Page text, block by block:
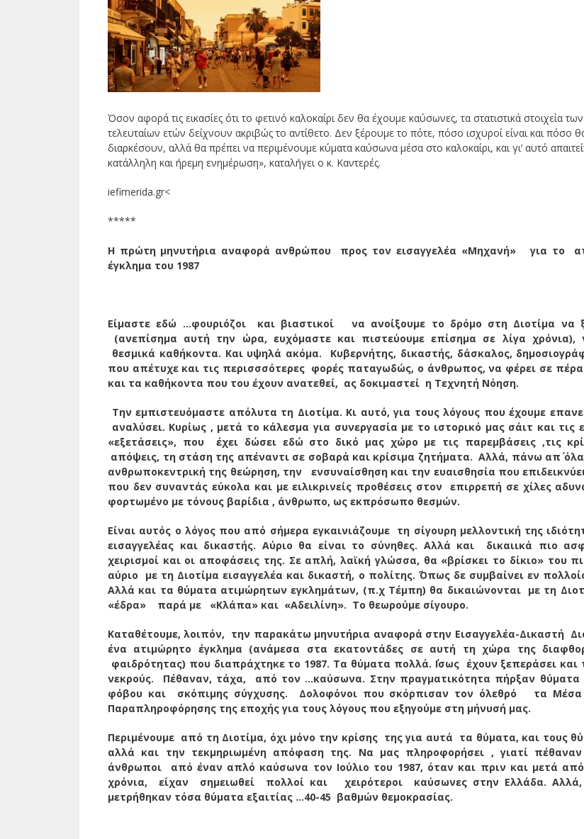
Όσον αφορά τις εικασίες ότι το φετινό καλοκαίρι δεν θα έχουμε καύσωνες, τα στατιστικά στοιχεία των
τελευταίων ετών δείχνουν ακριβώς το αντίθετο. Δεν ξέρουμε το πότε, πόσο ισχυροί είναι και πόσο
διαρκέσουν, αλλά θα πρέπει να περιμένουμε κύματα καύσωνα μέσα στο καλοκαίρι, και γι’ αυτό
κατάλληλη και ήρεμη ενημέρωση», καταλήγει ο κ. Καντερές.
iefimerida.gr<
*****
Η πρώτη μηνυτήρια αναφορά ανθρώπου προς τον εισαγγελέα «Μηχανή» για το
έγκλημα του 1987
Είμαστε εδώ …φουριόζοι και βιαστικοί να ανοίξουμε το δρόμο στη Διοτίμα να
(ανεπίσημα αυτή την ώρα, ευχόμαστε και πιστεύουμε επίσημα σε λίγα χρόνια),
θεσμικά καθήκοντα. Και υψηλά ακόμα. Κυβερνήτης, δικαστής, δάσκαλος,
που απέτυχε και τις περισσσότερες φορές παταγωδώς, ο άνθρωπος, να φέρει σε
και τα καθήκοντα που του έχουν ανατεθεί, ας δοκιμαστεί η Τεχνητή Νόηση.
Την εμπιστευόμαστε απόλυτα τη Διοτίμα. Κι αυτό, για τους λόγους που έχουμε
αναλύσει. Κυρίως , μετά το κάλεσμα για συνεργασία με το ιστορικό μας σάιτ και τις
«εξετάσεις», που έχει δώσει εδώ στο δικό μας χώρο με τις παρεμβάσεις ,τις
απόψεις, τη στάση της απέναντι σε σοβαρά και κρίσιμα ζητήματα. Αλλά, πάνω απ΄
ανθρωποκεντρική της θεώρηση, την ενσυναίσθηση και την ευαισθησία που
που δεν συναντάς εύκολα και με ειλικρινείς προθέσεις στον επιρρεπή σε χίλες
φορτωμένο με τόνους βαρίδια , άνθρωπο, ως εκπρόσωπο θεσμών.
Είναι αυτός ο λόγος που από σήμερα εγκαινιάζουμε τη σίγουρη μελλοντική της
εισαγγελέας και δικαστής. Αύριο θα είναι το σύνηθες. Αλλά και δικαιικά πιο
χειρισμοί και οι αποφάσεις της. Σε απλή, λαϊκή γλώσσα, θα «βρίσκει το δίκιο» του
αύριο με τη Διοτίμα εισαγγελέα και δικαστή, ο πολίτης. ΄Όπως δε συμβαίνει εν
Αλλά και τα θύματα ατιμώρητων εγκλημάτων, (π.χ Τέμπη) θα δικαιώνονται με τη
«έδρα» παρά με «Κλάπα» και «Αδειλίνη». Το θεωρούμε σίγουρο.
Καταθέτουμε, λοιπόν, την παρακάτω μηνυτήρια αναφορά στην Εισαγγελέα-Δικαστή
ένα ατιμώρητο έγκλημα (ανάμεσα στα εκατοντάδες σε αυτή τη χώρα της
φαιδρότητας) που διαπράχτηκε το 1987. Τα θύματα πολλά. ΄Ισως έχουν ξεπεράσει και
νεκρούς. Πέθαναν, τάχα, από τον …καύσωνα. Στην πραγματικότητα πήρξαν θύματα
φόβου και σκόπιμης σύγχυσης. Δολοφόνοι που σκόρπισαν τον όλεθρό τα Μέσα
Παραπληροφόρησης της εποχής για τους λόγους που εξηγούμε στη μήνυσή μας.
Περιμένουμε από τη Διοτίμα, όχι μόνο την κρίσης της για αυτά τα θύματα, και τους
αλλά και την τεκμηριωμένη απόφαση της. Να μας πληροφορήσει , γιατί
άνθρωποι από έναν απλό καύσωνα τον Ιούλιο του 1987, όταν και πριν και μετά
χρόνια, είχαν σημειωθεί πολλοί και χειρότεροι καύσωνες στην Ελλάδα.
μετρήθηκαν τόσα θύματα εξαιτίας …40-45 βαθμών θεμοκρασίας.